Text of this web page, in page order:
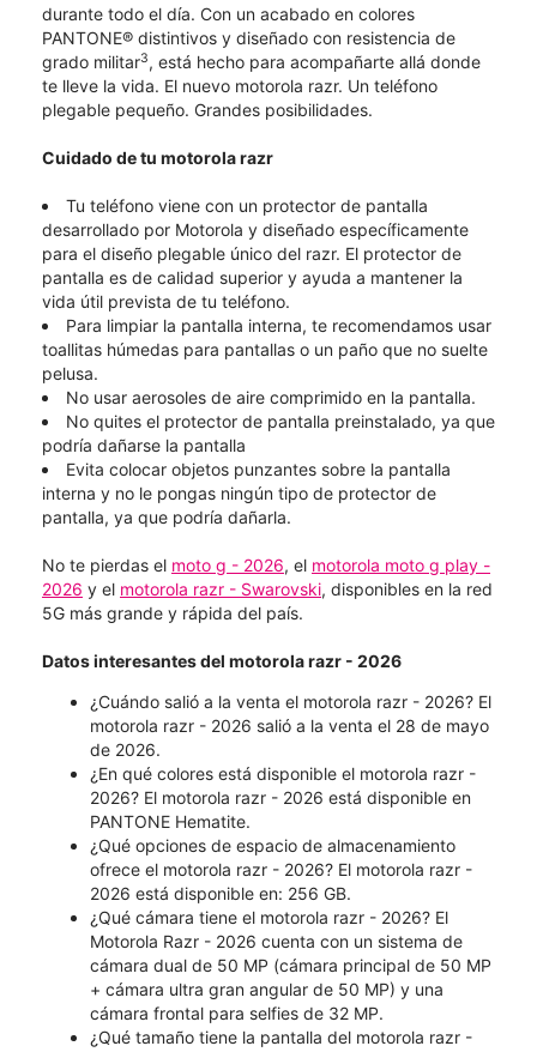
durante todo el día. Con un acabado en colores
PANTONE® distintivos y diseñado con resistencia de
grado militar3, está hecho para acompañarte allá donde
te lleve la vida. El nuevo motorola razr. Un teléfono
plegable pequeño. Grandes posibilidades.
Cuidado de tu motorola razr
Tu teléfono viene con un protector de pantalla
desarrollado por Motorola y diseñado específicamente
para el diseño plegable único del razr. El protector de
pantalla es de calidad superior y ayuda a mantener la
vida útil prevista de tu teléfono.
Para limpiar la pantalla interna, te recomendamos usar
toallitas húmedas para pantallas o un paño que no suelte
pelusa.
No usar aerosoles de aire comprimido en la pantalla.
No quites el protector de pantalla preinstalado, ya que
podría dañarse la pantalla
Evita colocar objetos punzantes sobre la pantalla
interna y no le pongas ningún tipo de protector de
pantalla, ya que podría dañarla.
No te pierdas el moto g - 2026, el motorola moto g play -
2026 y el motorola razr - Swarovski, disponibles en la red
5G más grande y rápida del país.
Datos interesantes del motorola razr - 2026
¿Cuándo salió a la venta el motorola razr - 2026? El
motorola razr - 2026 salió a la venta el 28 de mayo
de 2026.
¿En qué colores está disponible el motorola razr -
2026?​​​​​​​ El motorola razr - 2026 está disponible en
PANTONE Hematite.
¿Qué opciones de espacio de almacenamiento
ofrece el motorola razr - 2026?​​​​​​​ El motorola razr -
2026 está disponible en: 256 GB.
¿Qué cámara tiene el motorola razr - 2026? El
Motorola Razr - 2026 cuenta con un sistema de
cámara dual de 50 MP (cámara principal de 50 MP
+ cámara ultra gran angular de 50 MP) y una
cámara frontal para selfies de 32 MP.
¿Qué tamaño tiene la pantalla del motorola razr -